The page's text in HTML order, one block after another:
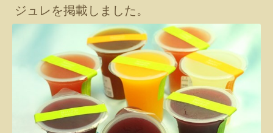
ジュレを掲載しました。